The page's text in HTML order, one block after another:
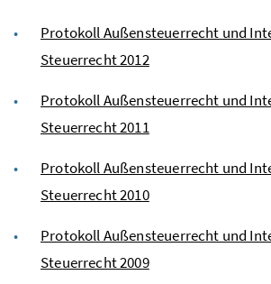
Protokoll Außensteuerrecht und
Steuerrecht 2012
Protokoll Außensteuerrecht und
Steuerrecht 2011
Protokoll Außensteuerrecht und
Steuerrecht 2010
Protokoll Außensteuerrecht und
Steuerrecht 2009